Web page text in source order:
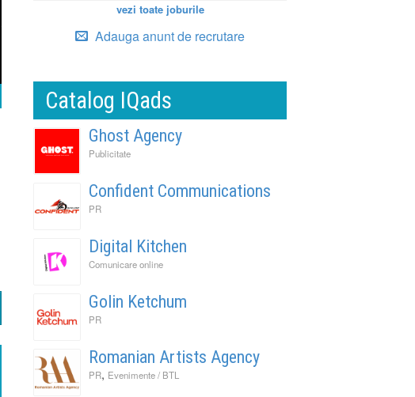
vezi toate joburile
Adauga anunt de recrutare
Catalog IQads
Ghost Agency
Publicitate
Confident Communications
PR
Digital Kitchen
Comunicare online
Golin Ketchum
PR
Romanian Artists Agency
PR, Evenimente / BTL